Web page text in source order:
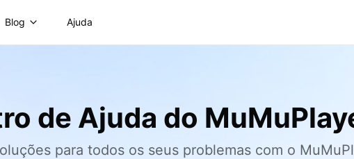
Blog Ajuda
de Ajuda do
para todos os seus problemas com o